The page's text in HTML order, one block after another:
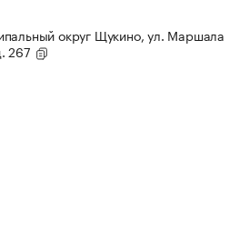
округ Щукино, ул. Маршала
267